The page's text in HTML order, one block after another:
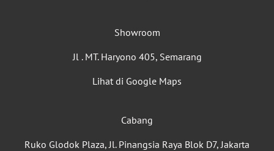
Showroom
Jl . MT. Haryono 405, Semarang
Lihat di Google Maps
Cabang
Ruko Glodok Plaza, Jl. Pinangsia Raya Blok D7, Jakarta